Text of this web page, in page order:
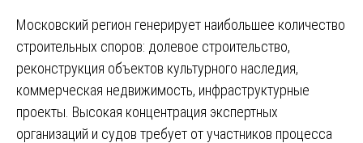
Московский регион генерирует наибольшее количество
строительных споров: долевое строительство,
реконструкция объектов культурного наследия,
коммерческая недвижимость, инфраструктурные
проекты. Высокая концентрация экспертных
организаций и судов требует от участников процесса